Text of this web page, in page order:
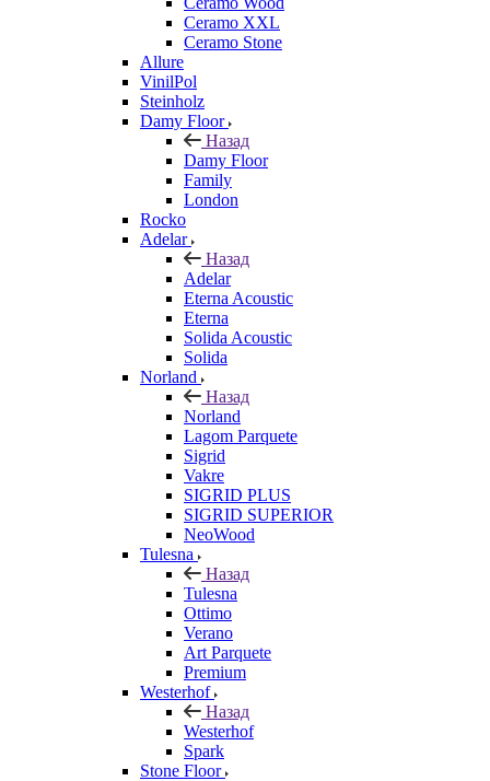
Ceramo XXL
Ceramo Stone
Allure
VinilPol
Steinholz
Damy Floor
Назад
Damy Floor
Family
London
Rocko
Adelar
Назад
Adelar
Eterna Acoustic
Eterna
Solida Acoustic
Solida
Norland
Назад
Norland
Lagom Parquete
Sigrid
Vakre
SIGRID PLUS
SIGRID SUPERIOR
NeoWood
Tulesna
Назад
Tulesna
Ottimo
Verano
Art Parquete
Premium
Westerhof
Назад
Westerhof
Spark
Stone Floor